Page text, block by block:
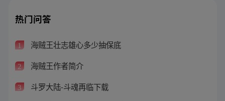
热门问答
1 海贼王壮志雄心多少抽保底
2 海贼王作者简介
3 斗罗大陆-斗魂再临下载